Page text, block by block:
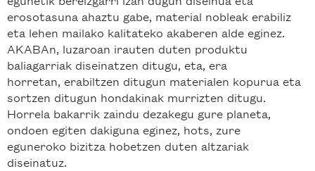
erosotasuna ahaztu gabe, material nobleak erabiliz
eta lehen mailako kalitateko akaberen alde eginez.
AKABAn, luzaroan irauten duten produktu
baliagarriak diseinatzen ditugu, eta, era
horretan, erabiltzen ditugun materialen kopurua eta
sortzen ditugun hondakinak murrizten ditugu.
Horrela bakarrik zaindu dezakegu gure planeta,
ondoen egiten dakiguna eginez, hots, zure
eguneroko bizitza hobetzen duten altzariak
diseinatuz.